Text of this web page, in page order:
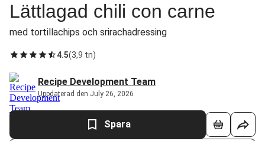
Lättlagad chili con carne
med tortillachips och srirachadressing
4.5(3,9 tn)
Recipe Development Team
Uppdaterad den July 26, 2026
Spara